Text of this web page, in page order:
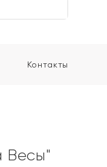
Контакты
Весы"